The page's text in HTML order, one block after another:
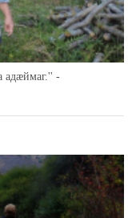
адæймаг.'' -